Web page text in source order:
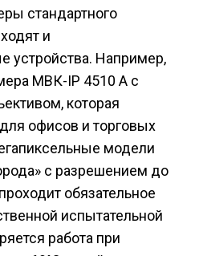
стандартного
и
устройства. Например,
МВК-IP 4510 А с
которая
офисов и торговых
модели
с разрешением до
обязательное
испытательной
работа при